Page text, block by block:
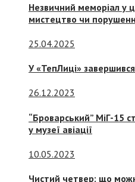
Незвичний меморіал у
мистецтво чи
25.04.2025
У «ТепЛиці»
26.12.2023
“Броварський” МіГ-15
у музеї авіації
10.05.2023
Чистий четвер: що